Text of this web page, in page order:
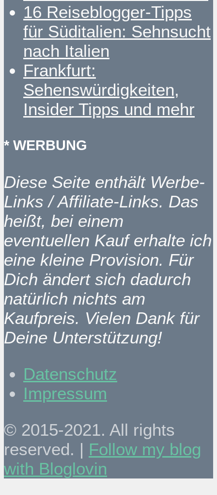
16 Reiseblogger-Tipps
für Süditalien: Sehnsucht
nach Italien
Frankfurt:
Sehenswürdigkeiten,
Insider Tipps und mehr
* WERBUNG
Diese Seite enthält Werbe-
Links / Affiliate-Links. Das
heißt, bei einem
eventuellen Kauf erhalte ich
eine kleine Provision. Für
Dich ändert sich dadurch
natürlich nichts am
Kaufpreis. Vielen Dank für
Deine Unterstützung!
Datenschutz
Impressum
© 2015-2021. All rights
reserved. | Follow my blog
with Bloglovin